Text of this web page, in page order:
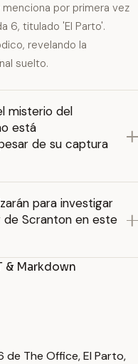
por primera vez
6, titulado 'El Parto'.
revelando la
suelto.
misterio del
está
de su captura
para investigar
de Scranton en este
& Markdown
de The Office, El Parto,